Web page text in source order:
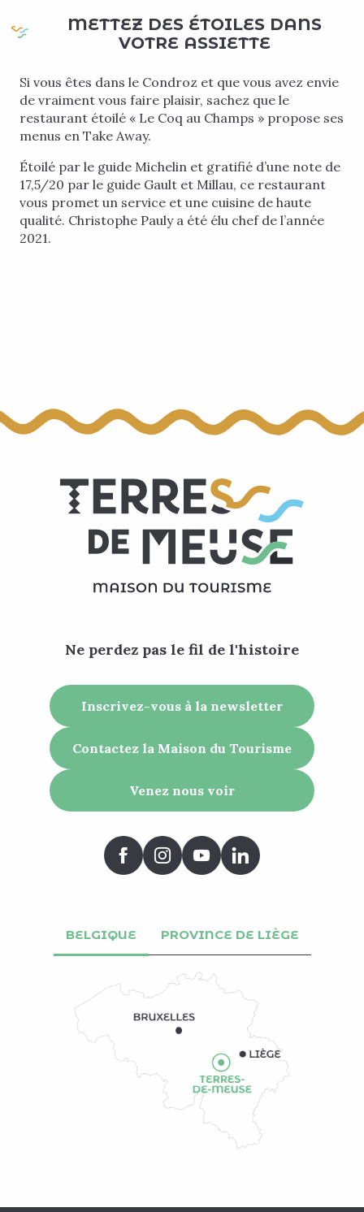
METTEZ DES ÉTOILES DANS
VOTRE ASSIETTE
Si vous êtes dans le Condroz et que vous avez envie
de vraiment vous faire plaisir, sachez que le
restaurant étoilé « Le Coq au Champs » propose ses
menus en Take Away.
Étoilé par le guide Michelin et gratifié d’une note de
17,5/20 par le guide Gault et Millau, ce restaurant
vous promet un service et une cuisine de haute
qualité. Christophe Pauly a été élu chef de l’année
2021.
Ne perdez pas le fil de l'histoire
Inscrivez-vous à la newsletter
Contactez la Maison du Tourisme
Venez nous voir
BELGIQUE PROVINCE DE LIÈGE